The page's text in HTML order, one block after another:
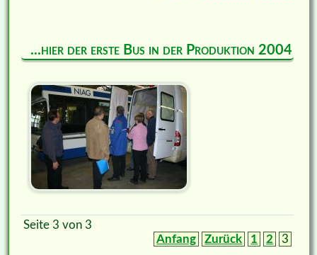
...hier der erste Bus in der Produktion 2004
Seite 3 von 3
Anfang
Zurück 1 2 3